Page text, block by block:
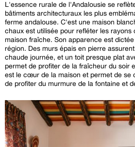
L'essence rurale de l'Andalousie se
bâtiments architecturaux les plus
ferme andalouse. C'est une maison blanche comme neige. La
chaux est utilisée pour refléter les rayons
maison fraîche. Son apparence est dictée par le climat chaud de la
région. Des murs épais en pierre
chaude journée, et un toit presque plat
permet de profiter de la fraîcheur du soir et du
est le cœur de la maison et permet de se
de profiter du murmure de la fontaine et